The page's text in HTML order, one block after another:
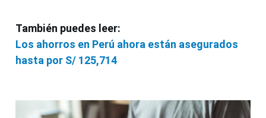
También puedes leer:
Los ahorros en Perú ahora están asegurados
hasta por S/ 125,714